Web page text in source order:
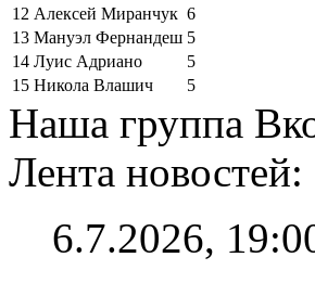
12 Алексей Миранчук 6
13 Мануэл Фернандеш 5
14 Луис Адриано
5
15 Никола Влашич 5
Наша группа
Лента новостей:
6.7.2026,